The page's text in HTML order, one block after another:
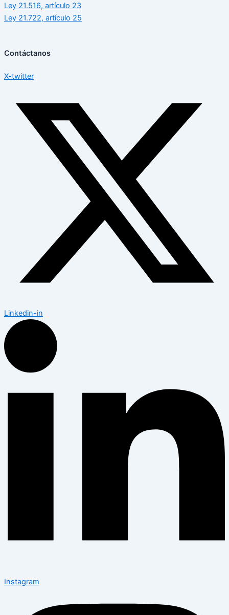
Ley 21.516, artículo 23
Ley 21.722, artículo 25
Contáctanos
X-twitter
Linkedin-in
Instagram